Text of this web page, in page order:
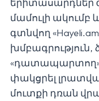
մամուլի ակումբ
գտնվող
խմբագրություն,
փակցրել
մուտքի դռան